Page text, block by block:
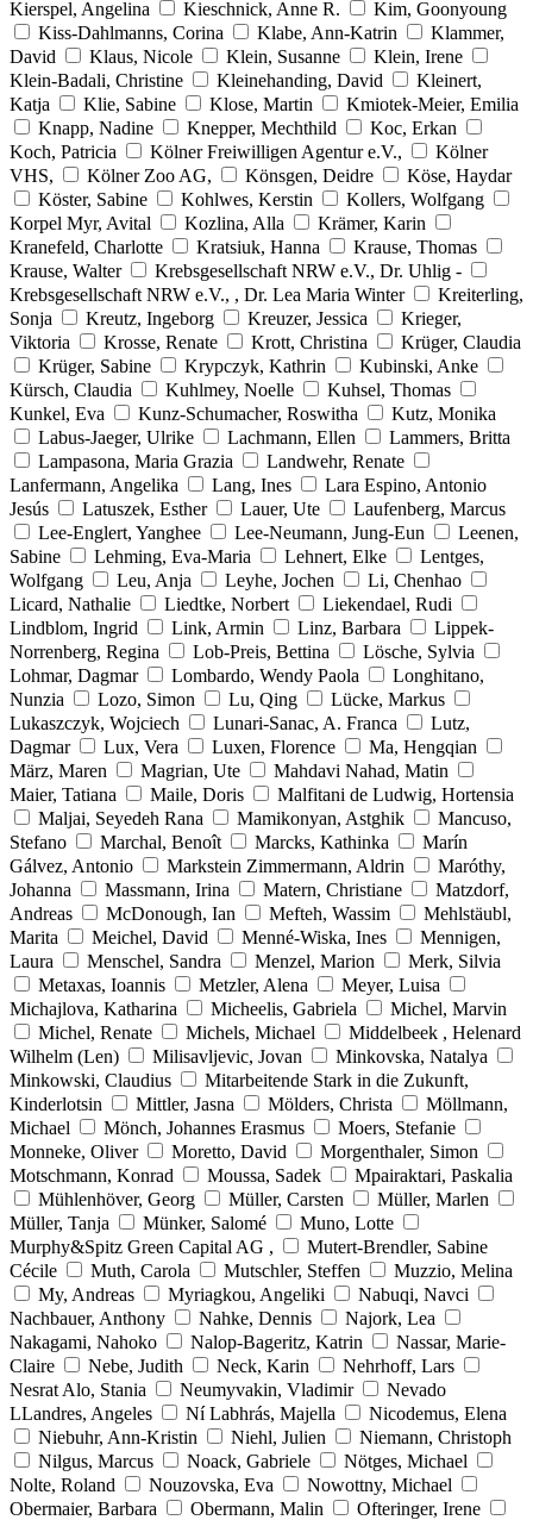
Kierspel, Angelina Kieschnick, Anne R.
Kim, Goonyoung
Kiss-Dahlmanns, Corina
Klabe, Ann-Katrin
Klammer,
David
Klaus, Nicole Klein, Susanne
Klein, Irene
Klein-Badali, Christine
Kleinehanding, David
Kleinert,
Katja
Klie, Sabine Klose, Martin
Kmiotek-Meier, Emilia
Knapp, Nadine
Knepper, Mechthild
Koc, Erkan
Koch, Patricia
Kölner Freiwilligen Agentur e.V.,
Kölner
VHS,
Kölner Zoo AG, Könsgen, Deidre
Köse, Haydar
Köster, Sabine
Kohlwes, Kerstin
Kollers, Wolfgang
Korpel Myr, Avital
Kozlina, Alla
Krämer, Karin
Kranefeld, Charlotte
Kratsiuk, Hanna
Krause, Thomas
Krause, Walter
Krebsgesellschaft NRW e.V., Dr. Uhlig -
Krebsgesellschaft NRW e.V., , Dr. Lea Maria Winter
Kreiterling,
Sonja
Kreutz, Ingeborg Kreuzer, Jessica
Krieger,
Viktoria
Krosse, Renate Krott, Christina
Krüger, Claudia
Krüger, Sabine
Krypczyk, Kathrin
Kubinski, Anke
Kürsch, Claudia
Kuhlmey, Noelle
Kuhsel, Thomas
Kunkel, Eva
Kunz-Schumacher, Roswitha
Kutz, Monika
Labus-Jaeger, Ulrike
Lachmann, Ellen
Lammers, Britta
Lampasona, Maria Grazia
Landwehr, Renate
Lanfermann, Angelika
Lang, Ines
Lara Espino, Antonio
Jesús
Latuszek, Esther Lauer, Ute
Laufenberg, Marcus
Lee-Englert, Yanghee
Lee-Neumann, Jung-Eun
Leenen,
Sabine
Lehming, Eva-Maria Lehnert, Elke
Lentges,
Wolfgang
Leu, Anja Leyhe, Jochen
Li, Chenhao
Licard, Nathalie
Liedtke, Norbert
Liekendael, Rudi
Lindblom, Ingrid
Link, Armin Linz, Barbara
Lippek-
Norrenberg, Regina
Lob-Preis, Bettina
Lösche, Sylvia
Lohmar, Dagmar
Lombardo, Wendy Paola
Longhitano,
Nunzia
Lozo, Simon Lu, Qing
Lücke, Markus
Lukaszczyk, Wojciech
Lunari-Sanac, A. Franca
Lutz,
Dagmar
Lux, Vera Luxen, Florence
Ma, Hengqian
März, Maren
Magrian, Ute
Mahdavi Nahad, Matin
Maier, Tatiana
Maile, Doris
Malfitani de Ludwig, Hortensia
Maljai, Seyedeh Rana
Mamikonyan, Astghik
Mancuso,
Stefano
Marchal, Benoît Marcks, Kathinka
Marín
Gálvez, Antonio
Markstein Zimmermann, Aldrin
Maróthy,
Johanna
Massmann, Irina Matern, Christiane
Matzdorf,
Andreas
McDonough, Ian Mefteh, Wassim
Mehlstäubl,
Marita
Meichel, David Menné-Wiska, Ines
Mennigen,
Laura
Menschel, Sandra Menzel, Marion
Merk, Silvia
Metaxas, Ioannis
Metzler, Alena
Meyer, Luisa
Michajlova, Katharina
Micheelis, Gabriela
Michel, Marvin
Michel, Renate
Michels, Michael
Middelbeek , Helenard
Wilhelm (Len)
Milisavljevic, Jovan
Minkovska, Natalya
Minkowski, Claudius
Mitarbeitende Stark in die Zukunft,
Kinderlotsin
Mittler, Jasna Mölders, Christa
Möllmann,
Michael
Mönch, Johannes Erasmus
Moers, Stefanie
Monneke, Oliver
Moretto, David
Morgenthaler, Simon
Motschmann, Konrad
Moussa, Sadek
Mpairaktari, Paskalia
Mühlenhöver, Georg
Müller, Carsten
Müller, Marlen
Müller, Tanja
Münker, Salomé
Muno, Lotte
Murphy&Spitz Green Capital AG ,
Mutert-Brendler, Sabine
Cécile
Muth, Carola Mutschler, Steffen
Muzzio, Melina
My, Andreas
Myriagkou, Angeliki
Nabuqi, Navci
Nachbauer, Anthony
Nahke, Dennis
Najork, Lea
Nakagami, Nahoko
Nalop-Bageritz, Katrin
Nassar, Marie-
Claire
Nebe, Judith Neck, Karin
Nehrhoff, Lars
Nesrat Alo, Stania
Neumyvakin, Vladimir
Nevado
LLandres, Angeles
Ní Labhrás, Majella
Nicodemus, Elena
Niebuhr, Ann-Kristin
Niehl, Julien
Niemann, Christoph
Nilgus, Marcus
Noack, Gabriele
Nötges, Michael
Nolte, Roland
Nouzovska, Eva
Nowottny, Michael
Obermaier, Barbara
Obermann, Malin
Ofteringer, Irene